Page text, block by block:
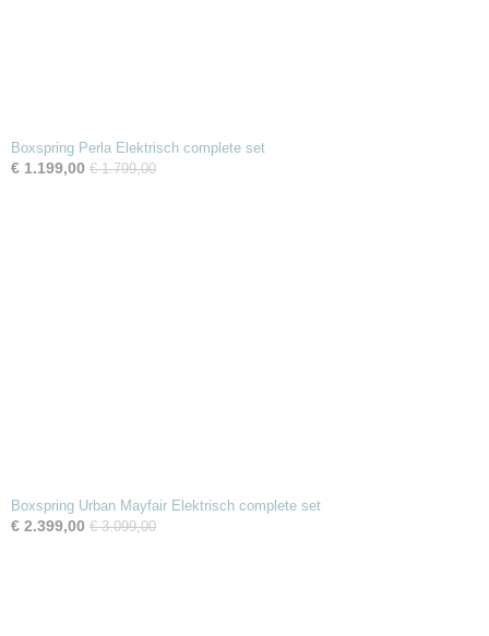
Boxspring Perla Elektrisch complete set
€ 1.199,00 € 1.799,00
Boxspring Urban Mayfair Elektrisch complete set
€ 2.399,00 € 3.099,00